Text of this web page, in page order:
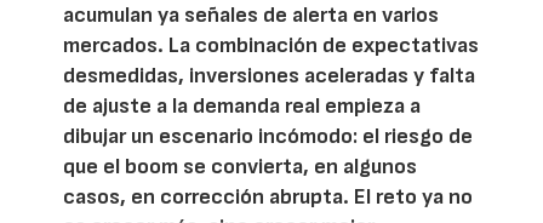
acumulan ya señales de alerta en varios
mercados. La combinación de expectativas
desmedidas, inversiones aceleradas y falta
de ajuste a la demanda real empieza a
dibujar un escenario incómodo: el riesgo de
que el boom se convierta, en algunos
casos, en corrección abrupta. El reto ya no